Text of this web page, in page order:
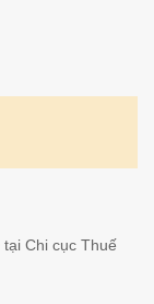
Chi cục Thuế